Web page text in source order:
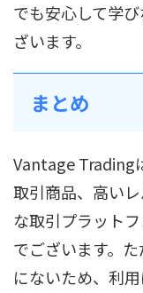
でも安心して学
ざいます。
まとめ
Vantage Trading
取引商品、高い
な取引プラット
でございます。
にないため、利